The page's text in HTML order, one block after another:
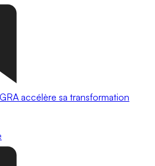
accélère sa transformation